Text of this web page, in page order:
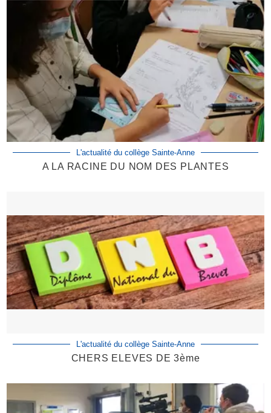
L'actualité du collège Sainte-Anne
A LA RACINE DU NOM DES PLANTES
L'actualité du collège Sainte-Anne
CHERS ELEVES DE 3ème